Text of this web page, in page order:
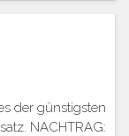
der günstigsten
NACHTRAG: